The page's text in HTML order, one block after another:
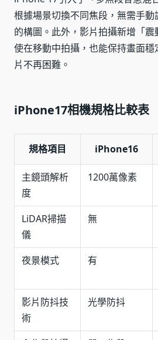
根據場景切換不同焦段，無需手
的構圖。此外，影片拍攝新增「
使在移動中拍攝，也能保持畫面
片不再困難。
iPhone17相機規格比較表
規格項目 iPhone16
主鏡頭解析
度
1200萬像素
LiDAR掃描
儀
無
夜景模式 有
影片防抖技
術
光學防抖